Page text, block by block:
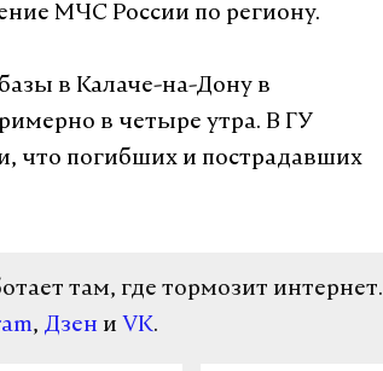
МЧС России по региону.
в Калаче-на-Дону в
в четыре утра. В ГУ
что погибших и пострадавших
там, где тормозит интернет.
, Дзен и VK.